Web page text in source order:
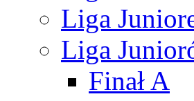
Liga
Liga
Finał A